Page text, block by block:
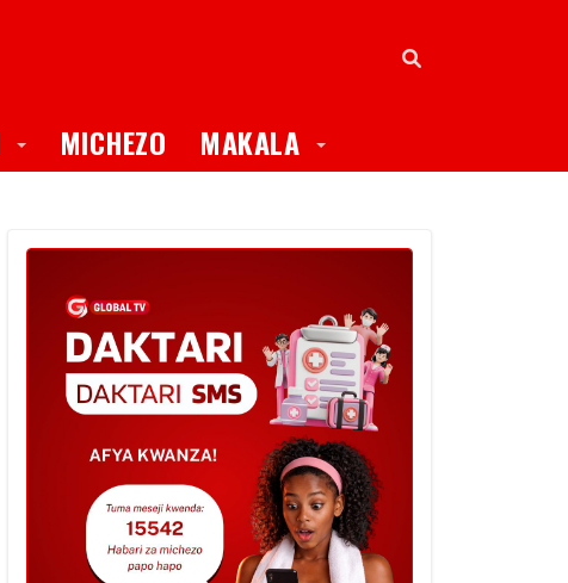
Toggle Dropdown
MICHEZO MAKALA Toggle Dropdown